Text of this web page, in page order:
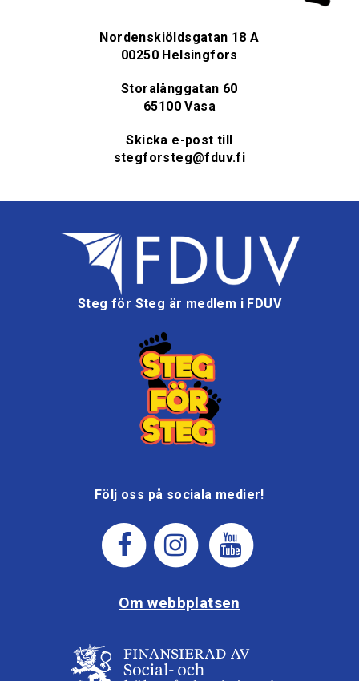
Nordenskiöldsgatan 18 A
00250 Helsingfors
Storalånggatan 60
65100 Vasa
Skicka e-post till
stegforsteg@fduv.fi
Steg för Steg är medlem i FDUV
Följ oss på sociala medier!
Om webbplatsen